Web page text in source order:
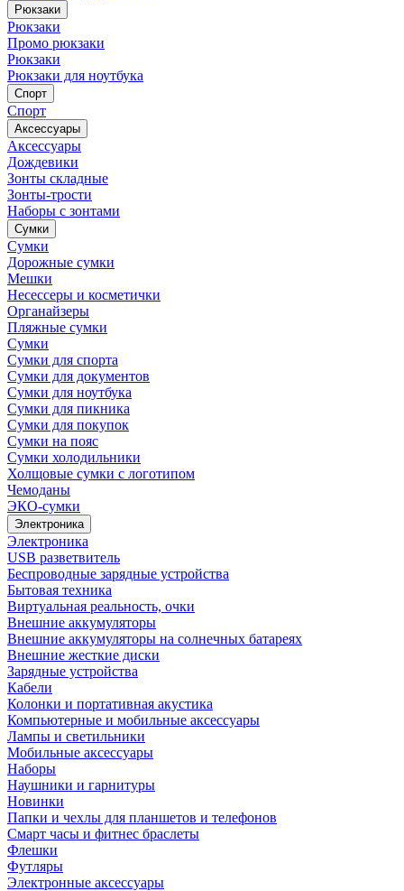
Рюкзаки
Рюкзаки
Промо рюкзаки
Рюкзаки
Рюкзаки для ноутбука
Спорт
Спорт
Аксессуары
Аксессуары
Дождевики
Зонты складные
Зонты-трости
Наборы с зонтами
Сумки
Сумки
Дорожные сумки
Мешки
Несессеры и косметички
Органайзеры
Пляжные сумки
Сумки
Сумки для спорта
Сумки для документов
Сумки для ноутбука
Сумки для пикника
Сумки для покупок
Сумки на пояс
Сумки холодильники
Холщовые сумки с логотипом
Чемоданы
ЭКО-сумки
Электроника
Электроника
USB разветвитель
Беспроводные зарядные устройства
Бытовая техника
Виртуальная реальность, очки
Внешние аккумуляторы
Внешние аккумуляторы на солнечных батареях
Внешние жесткие диски
Зарядные устройства
Кабели
Колонки и портативная акустика
Компьютерные и мобильные аксессуары
Лампы и светильники
Мобильные аксессуары
Наборы
Наушники и гарнитуры
Новинки
Папки и чехлы для планшетов и телефонов
Смарт часы и фитнес браслеты
Флешки
Футляры
Электронные аксессуары